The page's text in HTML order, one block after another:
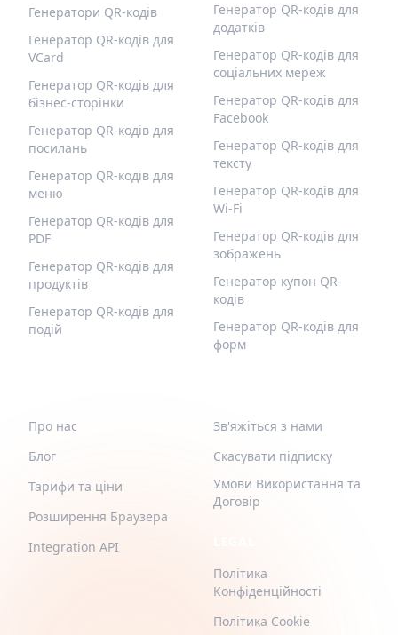
Генератори QR-кодів
Генератор QR-кодів для
VCard
Генератор QR-кодів для
бізнес-сторінки
Генератор QR-кодів для
посилань
Генератор QR-кодів для
меню
Генератор QR-кодів для
PDF
Генератор QR-кодів для
продуктів
Генератор QR-кодів для
подій
Генератор QR-кодів для
додатків
Генератор QR-кодів для
соціальних мереж
Генератор QR-кодів для
Facebook
Генератор QR-кодів для
тексту
Генератор QR-кодів для
Wi-Fi
Генератор QR-кодів для
зображень
Генератор купон QR-
кодів
Генератор QR-кодів для
форм
Про нас
Блог
Тарифи та ціни
Розширення Браузера
Integration API
Зв'яжіться з нами
Скасувати підписку
Умови Використання та
Договір
Політика
Конфіденційності
Політика Cookie